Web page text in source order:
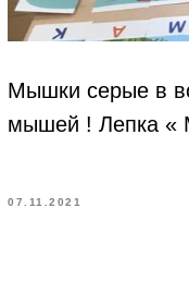
Мышки серые в
мышей ! Лепка «
07.11.2021